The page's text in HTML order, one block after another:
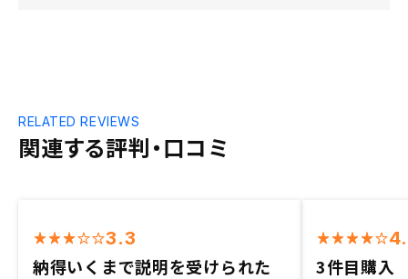
関連する評判・口コミ
RELATED REVIEWS
3.3
納得いくまで説明を受けられた 3件目購入